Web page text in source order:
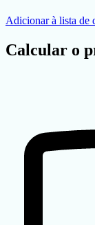
Adicionar à lista de
Calcular o